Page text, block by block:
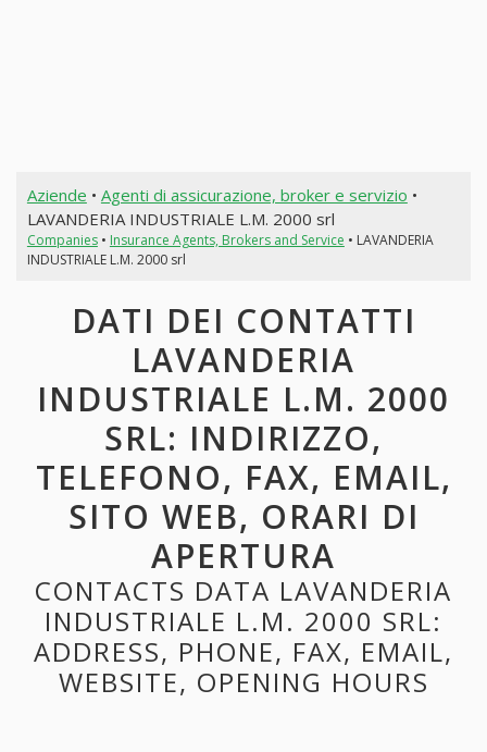
Aziende • Agenti di assicurazione, broker e servizio •
LAVANDERIA INDUSTRIALE L.M. 2000 srl
Companies• Insurance Agents, Brokers and Service • LAVANDERIA
INDUSTRIALE L.M. 2000 srl
DATI DEI CONTATTI
LAVANDERIA
INDUSTRIALE L.M. 2000
SRL: INDIRIZZO,
TELEFONO, FAX, EMAIL,
SITO WEB, ORARI DI
APERTURA
CONTACTS DATA LAVANDERIA
INDUSTRIALE L.M. 2000 SRL:
ADDRESS, PHONE, FAX, EMAIL,
WEBSITE, OPENING HOURS